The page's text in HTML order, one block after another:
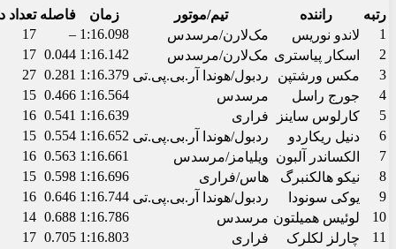
رتبه راننده تیم/موتور زمان فاصله تعداد
1
لاندو نوریس مک‌لارن/مرسدس 1:16.098
–
17
2
اسکار پیاستری مک‌لارن/مرسدس 1:16.142
0.044
17
3
مکس ورشتپن ردبول/هوندا آر.بی.پی.تی 1:16.379
0.281
27
4
جورج راسل مرسدس 1:16.564
0.466
15
5
کارلوس ساینز فراری 1:16.639
0.541
16
6
دنیل ریکاردو ردبول/هوندا آر.بی.پی.تی 1:16.652
0.554
15
7
الکساندر آلبون ویلیامز/مرسدس 1:16.661
0.563
16
8
نیکو هالکنبرگ هاس/فراری 1:16.696
0.598
15
9
یوکی سونودا ردبول/هوندا آر.بی.پی.تی 1:16.744
0.646
16
10
لوئیس همیلتون مرسدس 1:16.786
0.688
14
11
چارلز لکلرک فراری 1:16.803
0.705
17